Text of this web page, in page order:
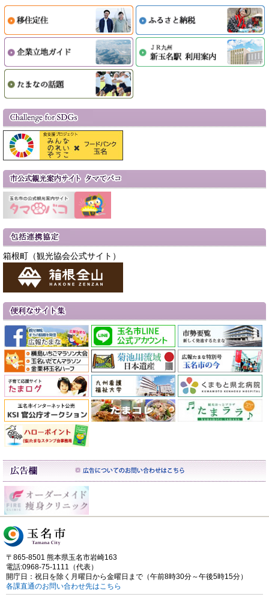
箱根町（観光協会公式サイト）
〒865-8501 熊本県玉名市岩崎163
電話:0968-75-1111（代表）
開庁日：祝日を除く月曜日から金曜日まで（午前8時30分～午後5時15分）
各課直通のお問い合わせ先はこちら